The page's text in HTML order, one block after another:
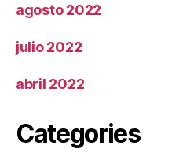
agosto 2022
julio 2022
abril 2022
Categories